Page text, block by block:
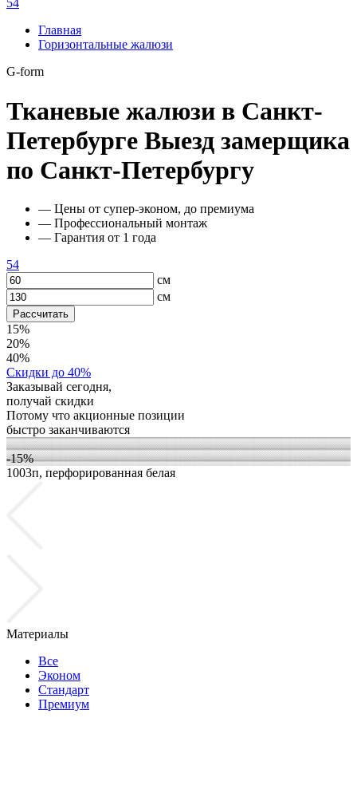
54
Главная
Горизонтальные жалюзи
G-form
Тканевые жалюзи в Санкт-
Петербурге Выезд замерщика
по Санкт-Петербургу
— Цены от супер-эконом, до премиума
— Профессиональный монтаж
— Гарантия от 1 года
54
см
см
Рассчитать
15%
20%
40%
Скидки до 40%
Заказывай сегодня,
получай скидки
Потому что акционные позиции
быстро заканчиваются
-15%
1003п, перфорированная белая
Материалы
Все
Эконом
Стандарт
Премиум